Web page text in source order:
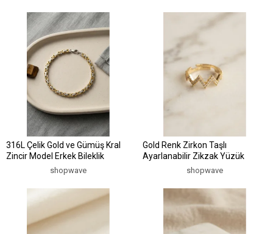
316L Çelik Gold ve Gümüş Kral
Zincir Model Erkek Bileklik
shopwave
Gold Renk Zirkon Taşlı
Ayarlanabilir Zikzak Yüzük
shopwave